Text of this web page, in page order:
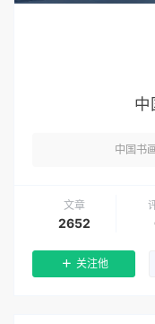
中
中国书
文章
2652
关注他